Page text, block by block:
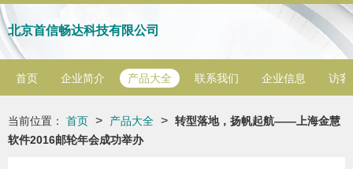
北京首信畅达科技有限公司
首页 企业简介 产品大全 联系我们 企业信息 访客
当前位置： 首页 > 产品大全 > 转型落地，扬帆起航——上海金慧
软件2016邮轮年会成功举办